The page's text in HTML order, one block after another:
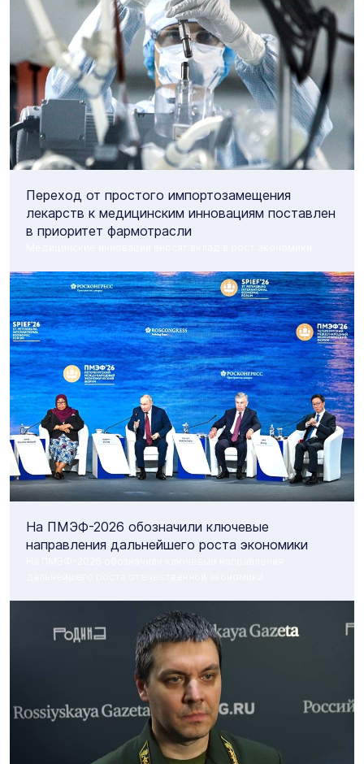
Переход от простого импортозамещения
лекарств к медицинским инновациям поставлен
в приоритет фармотрасли
На ПМЭФ-2026 обозначили ключевые
направления дальнейшего роста экономики